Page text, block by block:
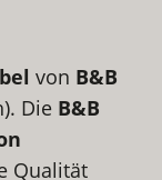
von B&B
Die B&B
Qualität